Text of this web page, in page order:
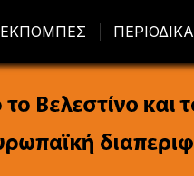
ΕΚΠΟΜΠΕΣ ΠΕΡΙΟΔΙΚΑ